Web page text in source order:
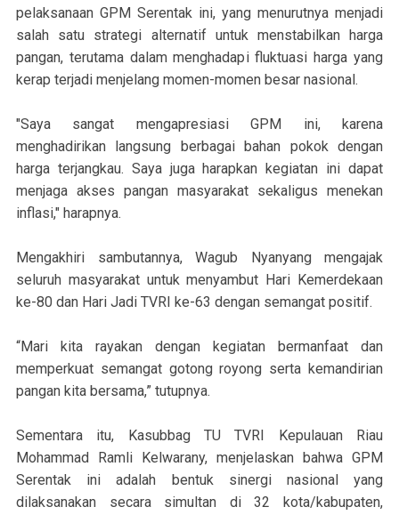
pelaksanaan GPM Serentak ini, yang menurutnya menjadi
salah satu strategi alternatif untuk menstabilkan harga
pangan, terutama dalam menghadapi fluktuasi harga yang
kerap terjadi menjelang momen-momen besar nasional.
"Saya sangat mengapresiasi GPM ini, karena
menghadirikan langsung berbagai bahan pokok dengan
harga terjangkau. Saya juga harapkan kegiatan ini dapat
menjaga akses pangan masyarakat sekaligus menekan
inflasi," harapnya.
Mengakhiri sambutannya, Wagub Nyanyang mengajak
seluruh masyarakat untuk menyambut Hari Kemerdekaan
ke-80 dan Hari Jadi TVRI ke-63 dengan semangat positif.
“Mari kita rayakan dengan kegiatan bermanfaat dan
memperkuat semangat gotong royong serta kemandirian
pangan kita bersama,” tutupnya.
Sementara itu, Kasubbag TU TVRI Kepulauan Riau
Mohammad Ramli Kelwarany, menjelaskan bahwa GPM
Serentak ini adalah bentuk sinergi nasional yang
dilaksanakan secara simultan di 32 kota/kabupaten,